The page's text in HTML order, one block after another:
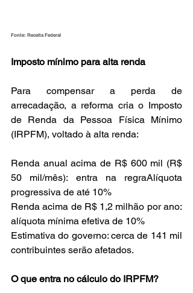
Fonte: Receita Federal
Imposto mínimo para alta renda
Para compensar a perda de
arrecadação, a reforma cria o Imposto
de Renda da Pessoa Física Mínimo
(IRPFM), voltado à alta renda:
Renda anual acima de R$ 600 mil (R$
50 mil/mês): entra na regraAlíquota
progressiva de até 10%
Renda acima de R$ 1,2 milhão por ano:
alíquota mínima efetiva de 10%
Estimativa do governo: cerca de 141 mil
contribuintes serão afetados.
O que entra no cálculo do IRPFM?